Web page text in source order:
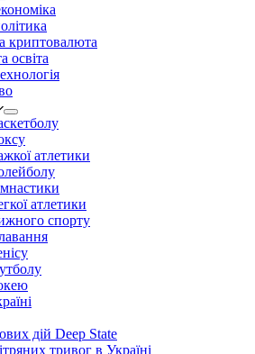
криптовалюта
освіта
атлетики
атлетики
спорту
дій Deep State
тривог в Україні